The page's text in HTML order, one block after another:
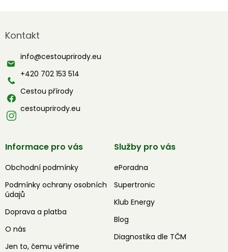
p
t
Kontakt
info@cestouprirody.eu
+420 702 153 514
Cestou přírody
cestouprirody.eu
Informace pro vás
Obchodní podmínky
Podmínky ochrany osobních
údajů
Doprava a platba
O nás
Jen to, čemu věříme
Služby pro vás
ePoradna
Supertronic
Klub Energy
Blog
Diagnostika dle TČM